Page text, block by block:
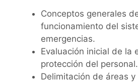
Conceptos generales
funcionamiento del
emergencias.
Evaluación inicial de la
protección del personal.
Delimitación de áreas